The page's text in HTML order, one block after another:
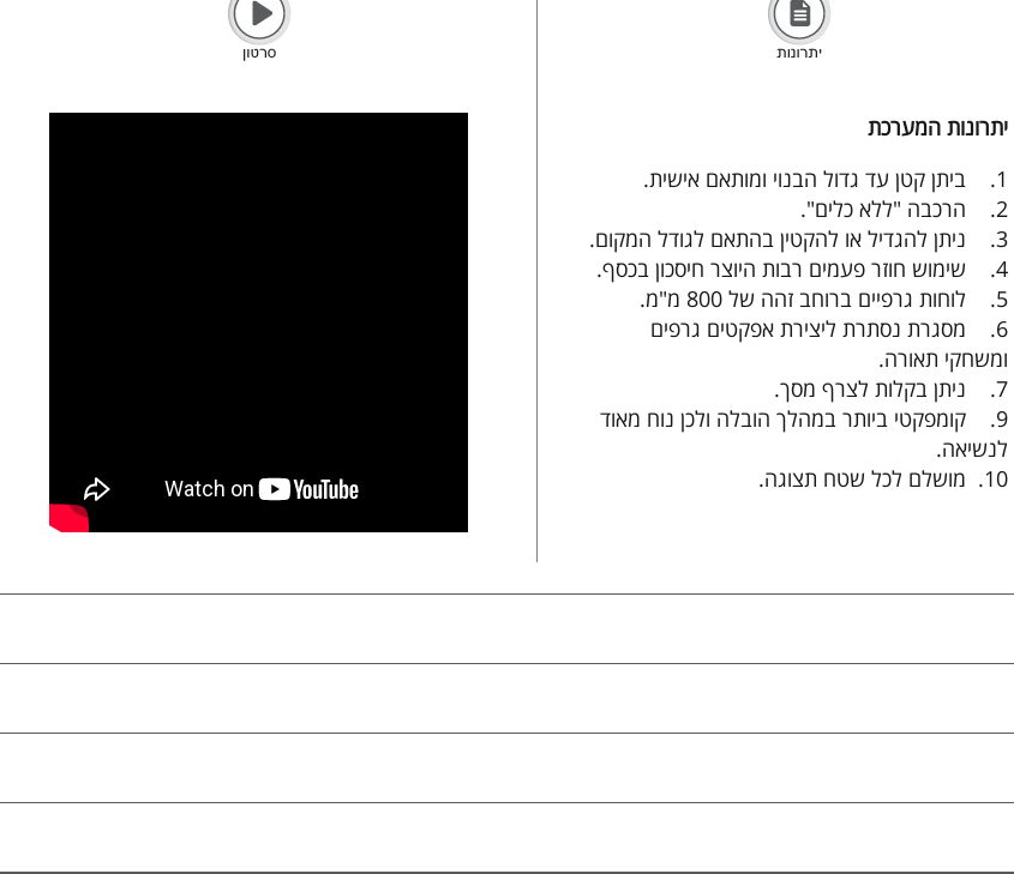
יתרונות המערכת
1. ביתן קטן עד גדול הבנוי ומותאם אישית.
2. הרכבה "ללא כלים".
3. ניתן להגדיל או להקטין בהתאם לגודל המקום.
4. שימוש חוזר פעמים רבות היוצר חיסכון בכסף.
5. לוחות גרפיים ברוחב זהה של 800 מ"מ.
6. מסגרת נסתרת ליצירת אפקטים גרפים
ומשחקי תאורה.
7. ניתן בקלות לצרף מסך.
9. קומפקטי ביותר במהלך הובלה ולכן נוח מאוד
לנשיאה.
10. מושלם לכל שטח תצוגה.